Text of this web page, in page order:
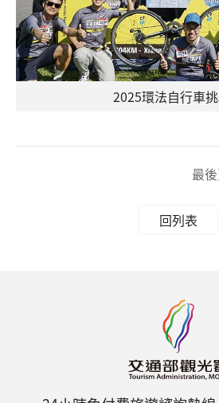
2025環法自行車
最
回列表